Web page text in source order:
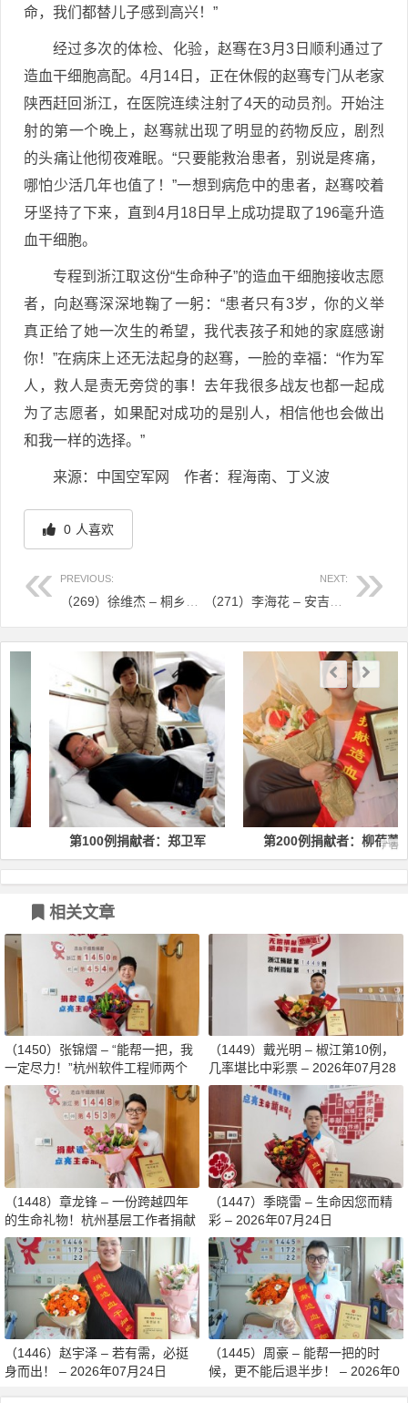
命，我们都替儿子感到高兴！”
经过多次的体检、化验，赵骞在3月3日顺利通过了
造血干细胞高配。4月14日，正在休假的赵骞专门从老家
陕西赶回浙江，在医院连续注射了4天的动员剂。开始注
射的第一个晚上，赵骞就出现了明显的药物反应，剧烈
的头痛让他彻夜难眠。“只要能救治患者，别说是疼痛，
哪怕少活几年也值了！”一想到病危中的患者，赵骞咬着
牙坚持了下来，直到4月18日早上成功提取了196毫升造
血干细胞。
专程到浙江取这份“生命种子”的造血干细胞接收志愿
者，向赵骞深深地鞠了一躬：“患者只有3岁，你的义举
真正给了她一次生的希望，我代表孩子和她的家庭感谢
你！”在病床上还无法起身的赵骞，一脸的幸福：“作为军
人，救人是责无旁贷的事！去年我很多战友也都一起成
为了志愿者，如果配对成功的是别人，相信他也会做出
和我一样的选择。”
来源：中国空军网 作者：程海南、丁义波
0 人喜欢
PREVIOUS: NEXT:
文章导航
第100例捐献者：郑卫军 第200例捐献者：柳蓓蕾
相关文章
（1450）张锦熠 – “能帮一把，我
一定尽力！”杭州软件工程师两个
月减重13斤赴生命之约 – 2026年0
8月03日
（1449）戴光明 – 椒江第10例，
几率堪比中彩票 – 2026年07月28
日
（1448）章龙锋 – 一份跨越四年
的生命礼物！杭州基层工作者捐献
造血干细胞传递希望 – 2026年07
月27日
（1447）季晓雷 – 生命因您而精
彩 – 2026年07月24日
（1446）赵宇泽 – 若有需，必挺
身而出！ – 2026年07月24日
（1445）周豪 – 能帮一把的时
候，更不能后退半步！ – 2026年0